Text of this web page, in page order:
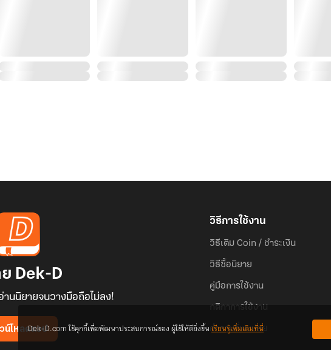
Dek-D
นนิยายจนวางมือถือไม่ลง!
น์โหลดแอป
วิธีการใช้งาน
วิธีเติม Coin / ชำระเงิน
วิธีซื้อนิยาย
คู่มือการใช้งาน
กติกาการใช้งาน
คำถามที่พบบ่อย
Dek-D.com ใช้คุกกี้เพื่อพัฒนาประสบการณ์ของ ผู้ใช้ให้ดียิ่งขึ้นเรียนรู้เพิ่มเติมที่นี่